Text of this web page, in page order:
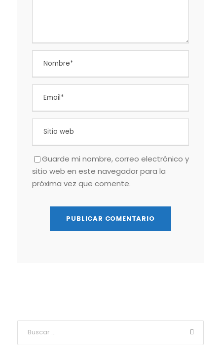
Guarde mi nombre, correo electrónico y
sitio web en este navegador para la
próxima vez que comente.